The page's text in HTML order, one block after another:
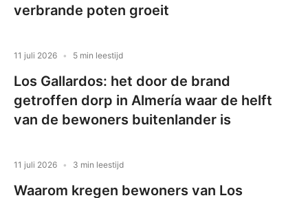
verbrande poten groeit
11 juli 2026 5 min leestijd
Los Gallardos: het door de brand
getroffen dorp in Almería waar de helft
van de bewoners buitenlander is
11 juli 2026 3 min leestijd
Waarom kregen bewoners van Los